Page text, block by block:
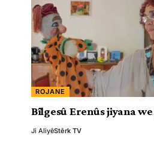
ROJANE
Bîlgesû Erenûs jiyana
Ji AliyêStêrk TV